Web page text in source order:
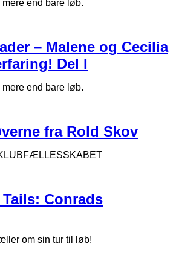
end bare løb.
– Malene og Cecilia
Del I
end bare løb.
fra Rold Skov
Conrads
om sin tur til løb!